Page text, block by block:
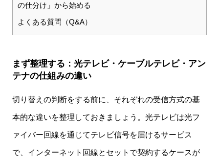
の仕分け」から始める
よくある質問（Q&A）
まず整理する：光テレビ・ケーブルテレビ・アン
テナの仕組みの違い
切り替えの判断をする前に、それぞれの受信方式の基
本的な違いを整理しておきましょう。光テレビは光フ
ァイバー回線を通じてテレビ信号を届けるサービス
で、インターネット回線とセットで契約するケースが